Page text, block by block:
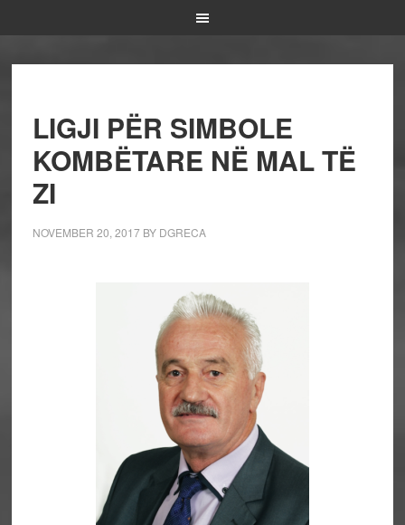
LIGJI PËR SIMBOLE
KOMBËTARE NË MAL TË
ZI
NOVEMBER 20, 2017BY DGRECA